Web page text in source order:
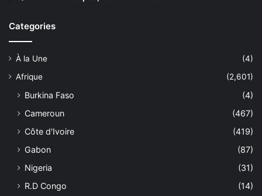
Categories
À la Une
(4)
Afrique
(2,601)
Burkina Faso
(4)
Cameroun
(467)
Côte d'Ivoire
(419)
Gabon
(87)
Nigeria
(31)
R.D Congo
(14)